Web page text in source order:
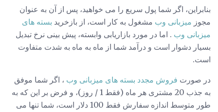
بنابراین، اگر شما پول سریع را می خواهید، پس از آن به عنوان
مجوز میزبانی وب مشغول به کار است، از بازخرید بسته های
میزبانی وب . اما در مورد بازاریابی وابسته، پیش بینی نرخ تبدیل
بسیار دشوار است و درآمد شما از ماه به ماه به شدت متفاوت
است.
در صورت فروش مجدد بسته های میزبانی وب ، اگر شما موفق
به جذب 20 مشتری هر ماه (فقط 1 / روز)، و فرض بر این که به
طور متوسط ​​اندازه سفارش فقط 100 دلار است، شما تنها می